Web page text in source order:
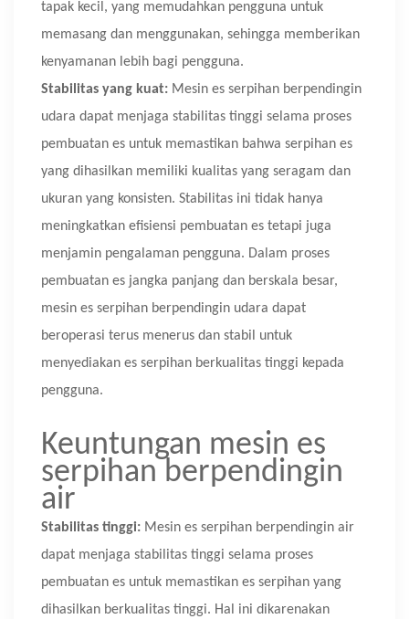
tapak kecil, yang memudahkan pengguna untuk
memasang dan menggunakan, sehingga memberikan
kenyamanan lebih bagi pengguna.
Stabilitas yang kuat: Mesin es serpihan berpendingin
udara dapat menjaga stabilitas tinggi selama proses
pembuatan es untuk memastikan bahwa serpihan es
yang dihasilkan memiliki kualitas yang seragam dan
ukuran yang konsisten. Stabilitas ini tidak hanya
meningkatkan efisiensi pembuatan es tetapi juga
menjamin pengalaman pengguna. Dalam proses
pembuatan es jangka panjang dan berskala besar,
mesin es serpihan berpendingin udara dapat
beroperasi terus menerus dan stabil untuk
menyediakan es serpihan berkualitas tinggi kepada
pengguna.
Keuntungan mesin es
serpihan berpendingin
air
Stabilitas tinggi: Mesin es serpihan berpendingin air
dapat menjaga stabilitas tinggi selama proses
pembuatan es untuk memastikan es serpihan yang
dihasilkan berkualitas tinggi. Hal ini dikarenakan